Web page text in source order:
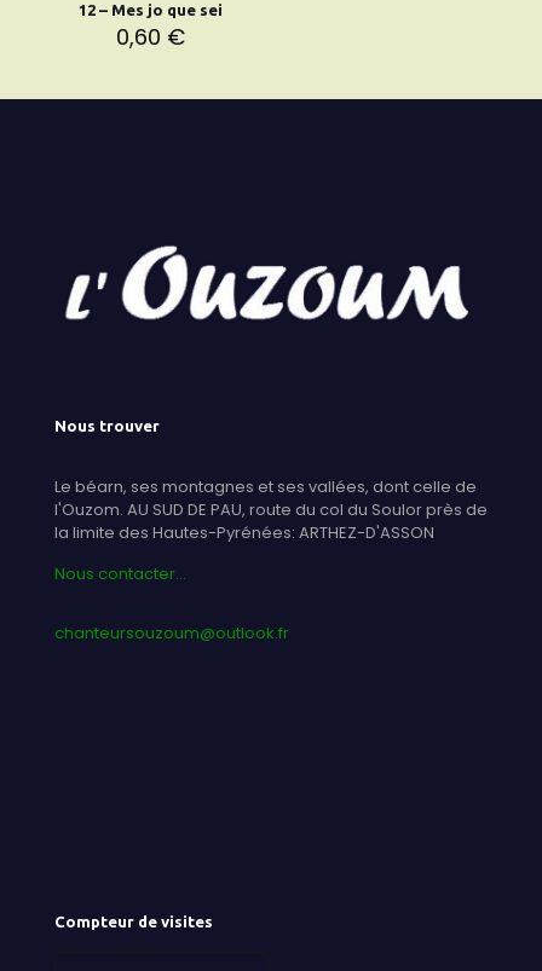
12 – Mes jo que sei
0,60 €
Nous trouver
Le béarn, ses montagnes et ses vallées, dont celle de
l'Ouzom. AU SUD DE PAU, route du col du Soulor près de
la limite des Hautes-Pyrénées: ARTHEZ-D'ASSON
Nous contacter...
chanteursouzoum@outlook.fr
Compteur de visites